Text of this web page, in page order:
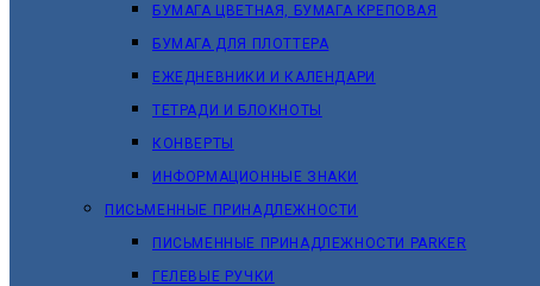
БУМАГА ЦВЕТНАЯ, БУМАГА КРЕПОВАЯ
БУМАГА ДЛЯ ПЛОТТЕРА
ЕЖЕДНЕВНИКИ И КАЛЕНДАРИ
ТЕТРАДИ И БЛОКНОТЫ
КОНВЕРТЫ
ИНФОРМАЦИОННЫЕ ЗНАКИ
ПИСЬМЕННЫЕ ПРИНАДЛЕЖНОСТИ
ПИСЬМЕННЫЕ ПРИНАДЛЕЖНОСТИ PARKER
ГЕЛЕВЫЕ РУЧКИ